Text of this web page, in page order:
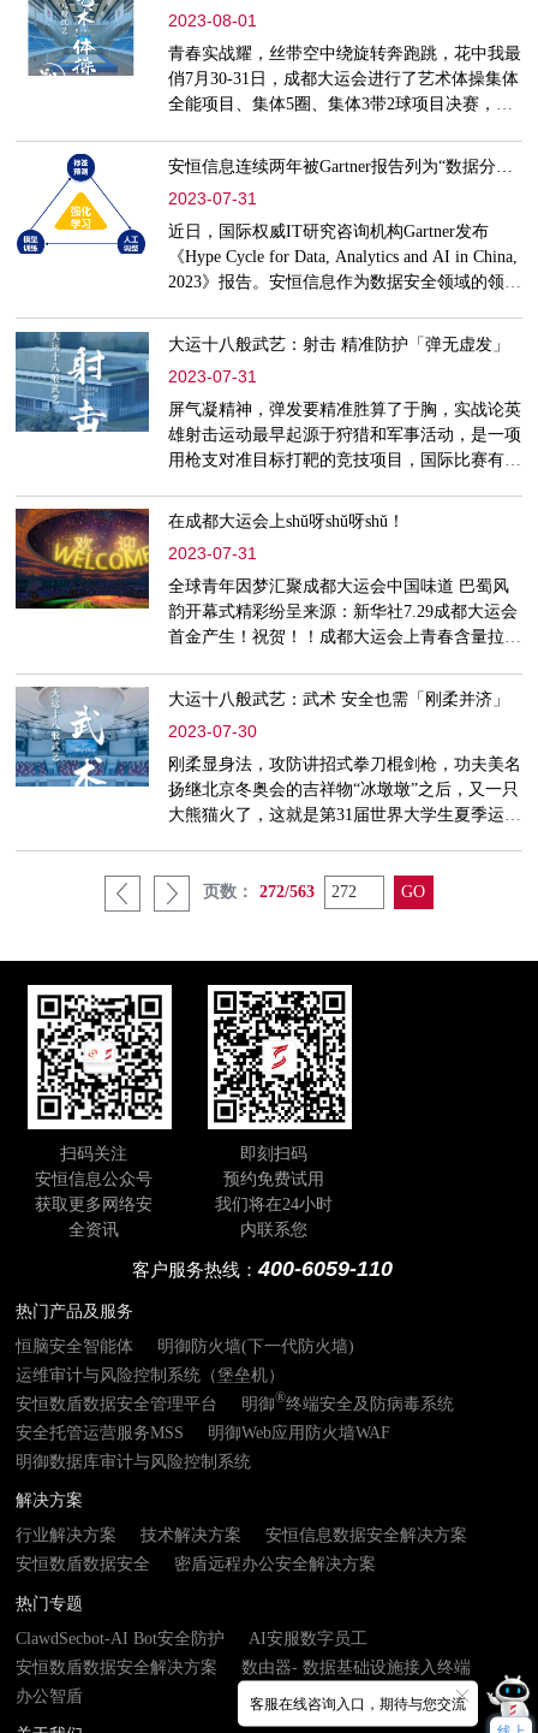
2023-08-01
青春实战耀，丝带空中绕旋转奔跑跳，花中我最
俏7月30-31日，成都大运会进行了艺术体操集体
全能项目、集体5圈、集体3带2球项目决赛，经
两金一银，站上领奖台。而赛场背后，在本次成
都大运会网络安全保障期间，安恒女性之力量在
多个网络安保重要岗位上展现得淋漓尽致，为本
次成都大运会安全值守发光发热，实现自我价
值。她们，有面对突发情况的坚挺冲劲，有主动
白班夜班对调调整以保证同
安恒信息连续两年被Gartner报告列为“数据分类分级领域”领跑厂商
2023-07-31
近日，国际权威IT研究咨询机构Gartner发布
《Hype Cycle for Data, Analytics and AI in China,
2023》报告。安恒信息作为数据安全领域的领军
Gartner报告列为“数据分类分级领域”领跑厂商。
数据分类分级的必要性据IBM《2022 年数据泄
露成本报告》揭示，全球平均单一事件数据泄露
成本高达435万美元，数据安全问题已经严重制
约业务数字化转型的进程。而通过对数据开展分
大运十八般武艺：射击 精准防护「弹无虚发」
2023-07-31
屏气凝精神，弹发要精准胜算了于胸，实战论英
雄射击运动最早起源于狩猎和军事活动，是一项
用枪支对准目标打靶的竞技项目，国际比赛有男
会上，射击运动员许海峰获得冠军，取得了中国
奥运史上的第一枚金牌。成都大运会期间，来自
世界各地的射击运动员们将齐聚于成都市射击运
动学校。比赛场上，不光是运动员要精准射中靶
心，射击场馆系统更需要精准判定每一发的成
绩。据了解，射击比赛场
在成都大运会上shǔ呀shǔ呀shǔ！
2023-07-31
全球青年因梦汇聚成都大运会中国味道 巴蜀风
韵开幕式精彩纷呈来源：新华社7.29成都大运会
首金产生！祝贺！！成都大运会上青春含量拉满
荼数字蓉城、网络安全、星火计划……接下来和
小编一起感受成都大运会魅力蜀shu——结缘成
都，谱写大运第31届世界大学生夏季运动会即将
召开，成都将成为向国际社会展现精神风貌的重
要窗口。本届成都大运会由于赛事规模大、全面
向观众开放、涉及场馆
大运十八般武艺：武术 安全也需「刚柔并济」
2023-07-30
刚柔显身法，攻防讲招式拳刀棍剑枪，功夫美名
扬继北京冬奥会的吉祥物“冰墩墩”之后，又一只
大熊猫火了，这就是第31届世界大学生夏季运动
格斗的技巧。这种技巧，借鉴了中国传统武术中
形意拳中的“熊膀”。成都大运会比赛日第一天，
了“功夫熊猫”，而且又是首金诞生的比赛项目，
这也成为本届大运
页数： 272/563
扫码关注
安恒信息公众号
获取更多网络安
全资讯
即刻扫码
预约免费试用
我们将在24小时
内联系您
客户服务热线：400-6059-110
热门产品及服务
恒脑安全智能体
明御防火墙(下一代防火墙)
运维审计与风险控制系统（堡垒机）
安恒数盾数据安全管理平台
明御®终端安全及防病毒系统
安全托管运营服务MSS
明御Web应用防火墙WAF
明御数据库审计与风险控制系统
解决方案
行业解决方案
技术解决方案
安恒信息数据安全解决方案
安恒数盾数据安全
密盾远程办公安全解决方案
热门专题
ClawdSecbot-AI Bot安全防护
AI安服数字员工
安恒数盾数据安全解决方案
数由器- 数据基础设施接入终端
办公智盾
客服在线咨询入口，期待与您交流